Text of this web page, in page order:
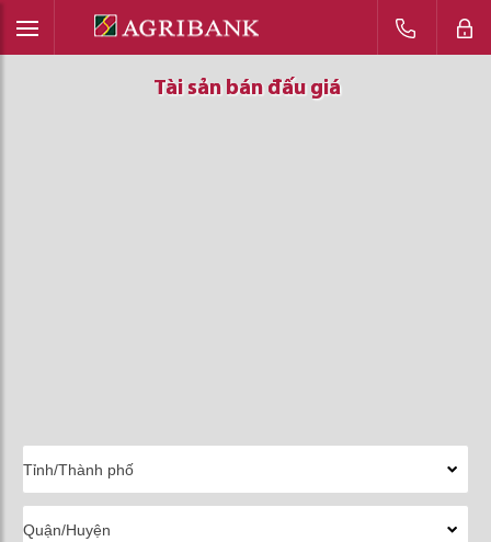
Tài sản bán đấu giá
Tài sản bán đấu giá
Tài sản bán đấu giá